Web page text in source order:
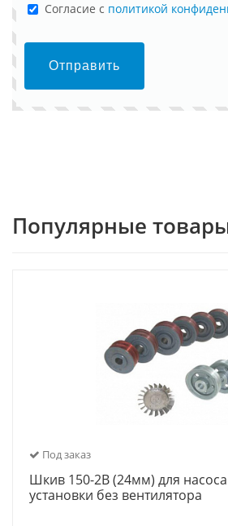
Cогласие с политикой
Отправить
Популярные
Под заказ
Шкив 150-2В (24мм) для
установки без вентилятора